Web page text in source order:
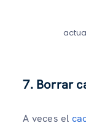
7. Borrar
A veces el